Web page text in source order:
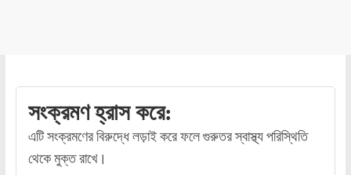
সংক্রমণ হ্রাস করে:
এটি সংক্রমণের বিরুদ্ধে লড়াই করে ফলে গুরুতর স্বাস্থ্য পরিস্থিতি
থেকে মুক্ত রাখে।